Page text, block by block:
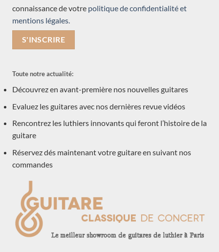
Thomas Eichert
Keijo Korelin
Rafal Turkowiac
Dominique Field
Boguslaw Teryks
Alessandro Marseglia
Thomas Norwood
Andreas Kirschner
Carsten Kobs
connaissance de votre politique de confidentialité et
mentions légales.
Toute notre actualité:
Découvrez en avant-première nos nouvelles guitares
Evaluez les guitares avec nos dernières revue vidéos
Rencontrez les luthiers innovants qui feront l’histoire de la
guitare
Réservez dés maintenant votre guitare en suivant nos
commandes